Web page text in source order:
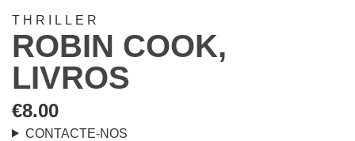
THRILLER
ROBIN COOK,
LIVROS
€8.00
CONTACTE-NOS